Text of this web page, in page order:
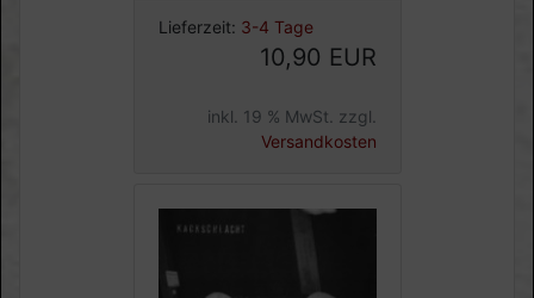
Lieferzeit: 3-4 Tage
10,90 EUR
inkl. 19 % MwSt. zzgl.
Versandkosten